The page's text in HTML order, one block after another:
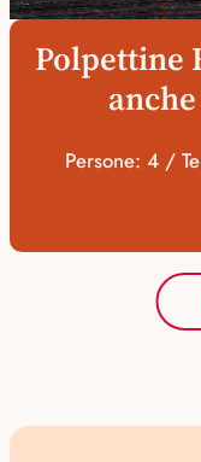
Polpettine
Persone: 4 /